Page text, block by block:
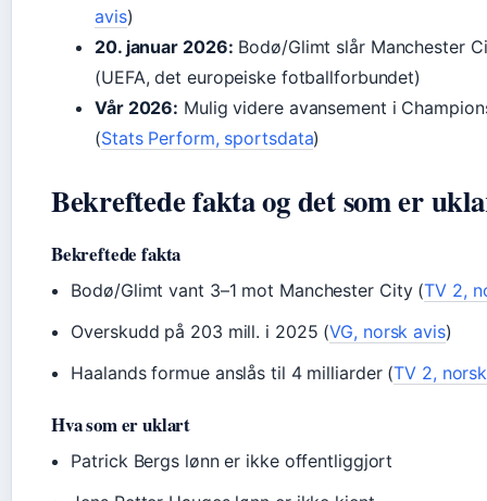
avis)
20. januar 2026: Bodø/Glimt slår Manchester
(UEFA, det europeiske fotballforbundet)
Vår 2026: Mulig videre avansement i
(Stats Perform, sportsdata)
Bekreftede fakta og det som er
Bekreftede fakta
Bodø/Glimt vant 3–1 mot Manchester City (TV 2,
Overskudd på 203 mill. i 2025 (VG, norsk avis)
Haalands formue anslås til 4 milliarder (TV 2,
Hva som er uklart
Patrick Bergs lønn er ikke offentliggjort